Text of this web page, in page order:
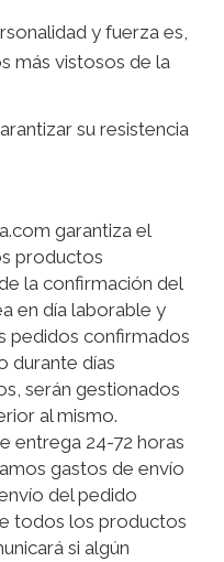
y fuerza es,
más vistosos de la
su resistencia
garantiza el
productos
la confirmación del
en día laborable y
pedidos confirmados
durante días
serán gestionados
al mismo.
entrega 24-72 horas
gastos de envío
del pedido
todos los productos
si algún